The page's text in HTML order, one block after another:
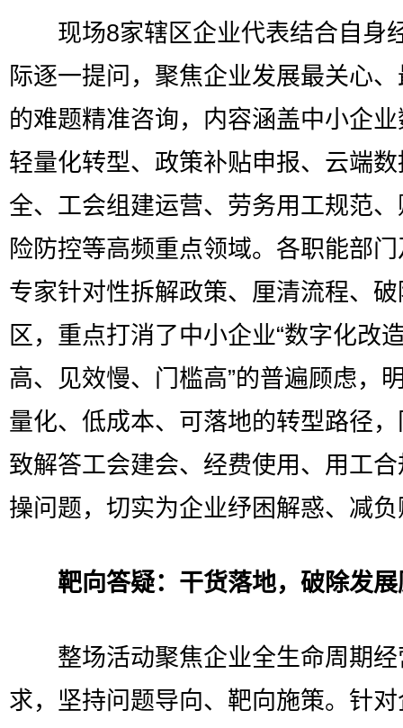
现场8家辖区企业代表结合自身
际逐一提问，聚焦企业发展最关心
的难题精准咨询，内容涵盖中小企
轻量化转型、政策补贴申报、云端
全、工会组建运营、劳务用工规范
险防控等高频重点领域。各职能部
专家针对性拆解政策、厘清流程、
区，重点打消了中小企业“数字化改
高、见效慢、门槛高”的普遍顾虑，
量化、低成本、可落地的转型路径
致解答工会建会、经费使用、用工
操问题，切实为企业纾困解惑、减
靶向答疑：干货落地，破除发
整场活动聚焦企业全生命周期经
求，坚持问题导向、靶向施策。针